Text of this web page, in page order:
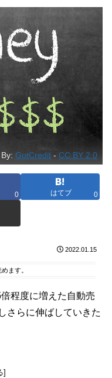
By:GotCredit -CC BY 2.0
0 はてブ 0
2022.01.15
ます。
程度に増えた自動売
さらに伸ばしていきた